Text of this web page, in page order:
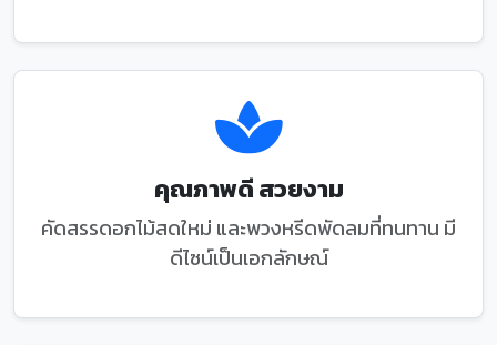
คุณภาพดี สวยงาม
คัดสรรดอกไม้สดใหม่ และพวงหรีดพัดลมที่ทนทาน มี
ดีไซน์เป็นเอกลักษณ์